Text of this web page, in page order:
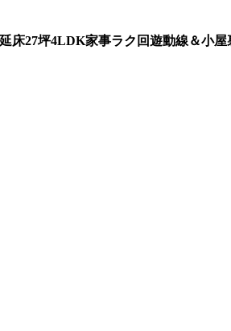
床27坪4LDK家事ラク回遊動線＆小